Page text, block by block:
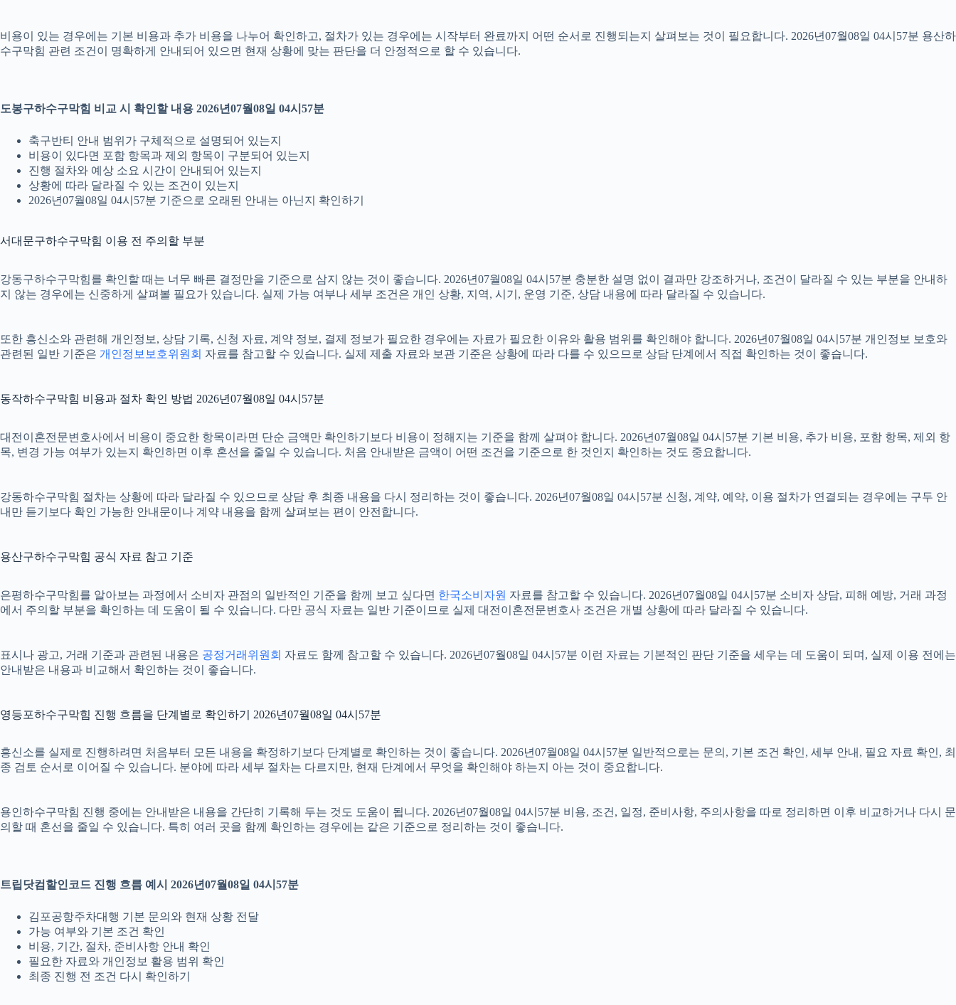
비용이 있는 경우에는 기본 비용과 추가 비용을 나누어 확인하고, 절차가 있는 경우에는 시작부터 완료까지 어떤 순서로 진행되는지 살펴보는 것이 필요합니다. 2026년07월08일 04시57분 용산하
수구막힘 관련 조건이 명확하게 안내되어 있으면 현재 상황에 맞는 판단을 더 안정적으로 할 수 있습니다.
도봉구하수구막힘 비교 시 확인할 내용 2026년07월08일 04시57분
축구반티 안내 범위가 구체적으로 설명되어 있는지
비용이 있다면 포함 항목과 제외 항목이 구분되어 있는지
진행 절차와 예상 소요 시간이 안내되어 있는지
상황에 따라 달라질 수 있는 조건이 있는지
2026년07월08일 04시57분 기준으로 오래된 안내는 아닌지 확인하기
서대문구하수구막힘 이용 전 주의할 부분
강동구하수구막힘를 확인할 때는 너무 빠른 결정만을 기준으로 삼지 않는 것이 좋습니다. 2026년07월08일 04시57분 충분한 설명 없이 결과만 강조하거나, 조건이 달라질 수 있는 부분을 안내하
지 않는 경우에는 신중하게 살펴볼 필요가 있습니다. 실제 가능 여부나 세부 조건은 개인 상황, 지역, 시기, 운영 기준, 상담 내용에 따라 달라질 수 있습니다.
또한 흥신소와 관련해 개인정보, 상담 기록, 신청 자료, 계약 정보, 결제 정보가 필요한 경우에는 자료가 필요한 이유와 활용 범위를 확인해야 합니다. 2026년07월08일 04시57분 개인정보 보호와
관련된 일반 기준은 개인정보보호위원회 자료를 참고할 수 있습니다. 실제 제출 자료와 보관 기준은 상황에 따라 다를 수 있으므로 상담 단계에서 직접 확인하는 것이 좋습니다.
동작하수구막힘 비용과 절차 확인 방법 2026년07월08일 04시57분
대전이혼전문변호사에서 비용이 중요한 항목이라면 단순 금액만 확인하기보다 비용이 정해지는 기준을 함께 살펴야 합니다. 2026년07월08일 04시57분 기본 비용, 추가 비용, 포함 항목, 제외 항
목, 변경 가능 여부가 있는지 확인하면 이후 혼선을 줄일 수 있습니다. 처음 안내받은 금액이 어떤 조건을 기준으로 한 것인지 확인하는 것도 중요합니다.
강동하수구막힘 절차는 상황에 따라 달라질 수 있으므로 상담 후 최종 내용을 다시 정리하는 것이 좋습니다. 2026년07월08일 04시57분 신청, 계약, 예약, 이용 절차가 연결되는 경우에는 구두 안
내만 듣기보다 확인 가능한 안내문이나 계약 내용을 함께 살펴보는 편이 안전합니다.
용산구하수구막힘 공식 자료 참고 기준
은평하수구막힘를 알아보는 과정에서 소비자 관점의 일반적인 기준을 함께 보고 싶다면 한국소비자원 자료를 참고할 수 있습니다. 2026년07월08일 04시57분 소비자 상담, 피해 예방, 거래 과정
에서 주의할 부분을 확인하는 데 도움이 될 수 있습니다. 다만 공식 자료는 일반 기준이므로 실제 대전이혼전문변호사 조건은 개별 상황에 따라 달라질 수 있습니다.
표시나 광고, 거래 기준과 관련된 내용은 공정거래위원회 자료도 함께 참고할 수 있습니다. 2026년07월08일 04시57분 이런 자료는 기본적인 판단 기준을 세우는 데 도움이 되며, 실제 이용 전에는
안내받은 내용과 비교해서 확인하는 것이 좋습니다.
영등포하수구막힘 진행 흐름을 단계별로 확인하기 2026년07월08일 04시57분
흥신소를 실제로 진행하려면 처음부터 모든 내용을 확정하기보다 단계별로 확인하는 것이 좋습니다. 2026년07월08일 04시57분 일반적으로는 문의, 기본 조건 확인, 세부 안내, 필요 자료 확인, 최
종 검토 순서로 이어질 수 있습니다. 분야에 따라 세부 절차는 다르지만, 현재 단계에서 무엇을 확인해야 하는지 아는 것이 중요합니다.
용인하수구막힘 진행 중에는 안내받은 내용을 간단히 기록해 두는 것도 도움이 됩니다. 2026년07월08일 04시57분 비용, 조건, 일정, 준비사항, 주의사항을 따로 정리하면 이후 비교하거나 다시 문
의할 때 혼선을 줄일 수 있습니다. 특히 여러 곳을 함께 확인하는 경우에는 같은 기준으로 정리하는 것이 좋습니다.
트립닷컴할인코드 진행 흐름 예시 2026년07월08일 04시57분
김포공항주차대행 기본 문의와 현재 상황 전달
가능 여부와 기본 조건 확인
비용, 기간, 절차, 준비사항 안내 확인
필요한 자료와 개인정보 활용 범위 확인
최종 진행 전 조건 다시 확인하기